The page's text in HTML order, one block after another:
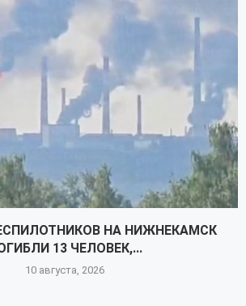
НА НИЖНЕКАМСК
13 ЧЕЛОВЕК,...
10 августа, 2026